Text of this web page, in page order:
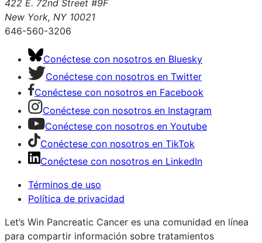
422 E. 72nd Street #9F
New York, NY 10021
646-560-3206
Conéctese con nosotros en Bluesky
Conéctese con nosotros en Twitter
Conéctese con nosotros en Facebook
Conéctese con nosotros en Instagram
Conéctese con nosotros en Youtube
Conéctese con nosotros en TikTok
Conéctese con nosotros en LinkedIn
Términos de uso
Política de privacidad
Let’s Win Pancreatic Cancer es una comunidad en línea
para compartir información sobre tratamientos